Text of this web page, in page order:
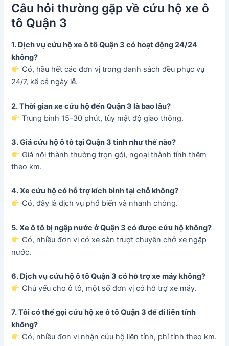
Câu hỏi thường gặp về cứu hộ xe ô
tô Quận 3
1. Dịch vụ cứu hộ xe ô tô Quận 3 có hoạt động 24/24
không?
Có, hầu hết các đơn vị trong danh sách đều phục vụ
24/7, kể cả ngày lễ.
2. Thời gian xe cứu hộ đến Quận 3 là bao lâu?
Trung bình 15–30 phút, tùy mật độ giao thông.
3. Giá cứu hộ ô tô tại Quận 3 tính như thế nào?
Giá nội thành thường trọn gói, ngoại thành tính thêm
theo km.
4. Xe cứu hộ có hỗ trợ kích bình tại chỗ không?
Có, đây là dịch vụ phổ biến và nhanh chóng.
5. Xe ô tô bị ngập nước ở Quận 3 có được cứu hộ không?
Có, nhiều đơn vị có xe sàn trượt chuyên chở xe ngập
nước.
6. Dịch vụ cứu hộ ô tô Quận 3 có hỗ trợ xe máy không?
Chủ yếu cho ô tô, một số đơn vị có hỗ trợ xe máy.
7. Tôi có thể gọi cứu hộ xe ô tô Quận 3 để đi liên tỉnh
không?
Có, nhiều đơn vị nhận cứu hộ liên tỉnh, phí tính theo km.